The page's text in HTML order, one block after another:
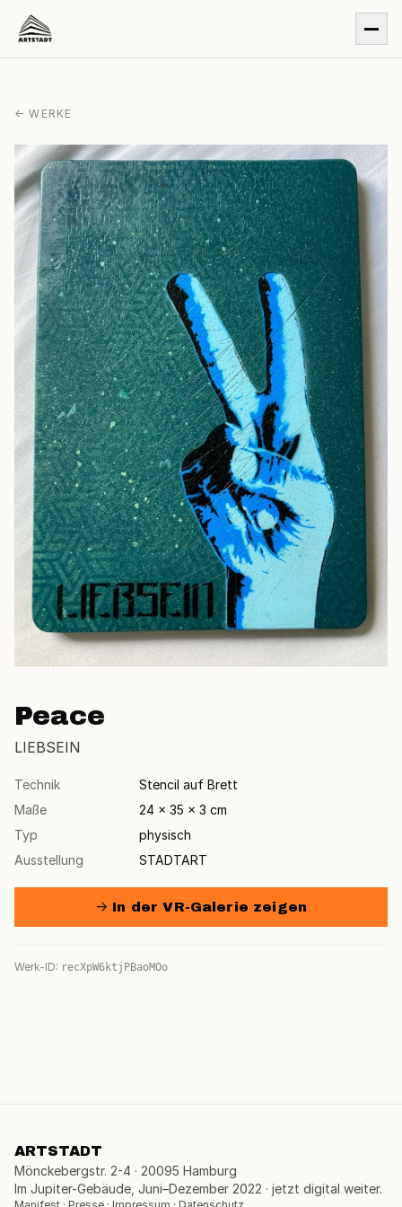
← WERKE
Peace
LIEBSEIN
Technik
Stencil auf Brett
Maße
24 × 35 × 3 cm
Typ
physisch
Ausstellung
STADTART
→ In der VR-Galerie zeigen
Werk-ID: recXpW6ktjPBaoMOo
ARTSTADT
Mönckebergstr. 2-4 · 20095 Hamburg
Im Jupiter-Gebäude, Juni–Dezember 2022 · jetzt digital weiter.